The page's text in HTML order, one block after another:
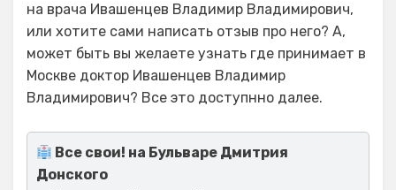
на врача Ивашенцев Владимир Владимирович,
или хотите сами написать отзыв про него? А,
может быть вы желаете узнать где принимает в
Москве доктор Ивашенцев Владимир
Владимирович? Все это доступнно далее.
Все свои! на Бульваре Дмитрия
Донского